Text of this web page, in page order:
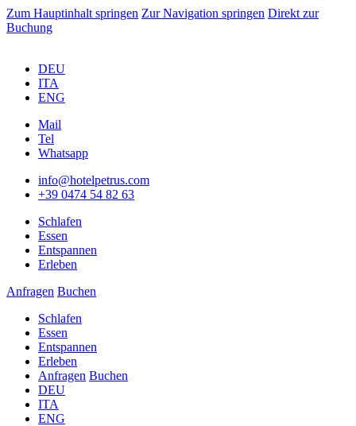
Zum Hauptinhalt springen Zur Navigation springen Direkt zur
Buchung
DEU
ITA
ENG
Mail
Tel
Whatsapp
info@hotelpetrus.com
+39 0474 54 82 63
Schlafen
Essen
Entspannen
Erleben
Anfragen Buchen
Schlafen
Essen
Entspannen
Erleben
Anfragen Buchen
DEU
ITA
ENG